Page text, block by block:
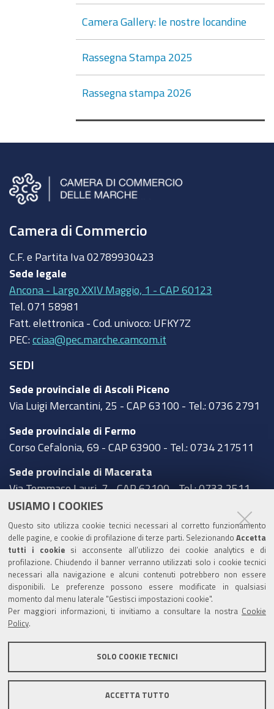
USIAMO I COOKIES
Questo sito utilizza cookie tecnici necessari al corretto funzionamento
delle pagine, e cookie di profilazione di terze parti. Selezionando Accetta
tutti i cookie si acconsente all’utilizzo dei cookie analytics e di
profilazione. Chiudendo il banner verranno utilizzati solo i cookie tecnici
necessari alla navigazione e alcuni contenuti potrebbero non essere
disponibili. Le preferenze possono essere modificate in qualsiasi
momento dal menu laterale "Gestisci impostazioni cookie".
Per maggiori informazioni, ti invitiamo a consultare la nostra Cookie
Policy
SOLO COOKIE TECNICI
ACCETTA TUTTO
Camera Gallery: le nostre locandine
Rassegna Stampa 2025
Rassegna stampa 2026
Camera di Commercio
C.F. e Partita Iva 02789930423
Sede legale
Ancona - Largo XXIV Maggio, 1 - CAP 60123
Tel. 071 58981
Fatt. elettronica - Cod. univoco: UFKY7Z
PEC: cciaa@pec.marche.camcom.it
SEDI
Sede provinciale di Ascoli Piceno
Via Luigi Mercantini, 25 - CAP 63100 - Tel.: 0736 2791
Sede provinciale di Fermo
Corso Cefalonia, 69 - CAP 63900 - Tel.: 0734 217511
Sede provinciale di Macerata
Via Tommaso Lauri, 7 - CAP 62100 - Tel.: 0733 2511
Sede provinciale di Pesaro Urbino
Corso XI Settembre, 116 - CAP 61121 - Tel.: 0721
3571
TRASPARENZA
Amministrazione trasparente
Statistiche Web del sito (fonte Web Analytics Italia)
Contatti
Dichiarazione di accessibilità